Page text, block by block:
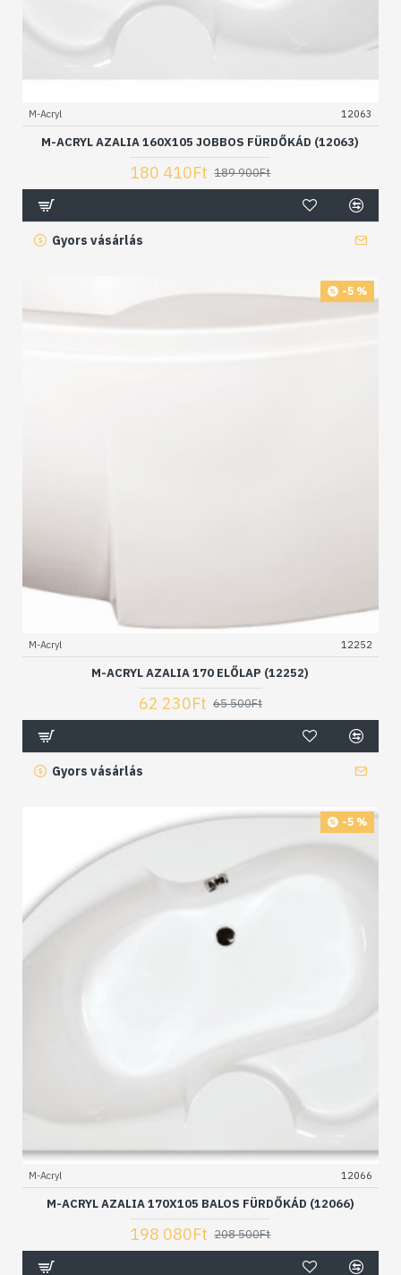
M-Acryl 12063
M-ACRYL AZALIA 160X105 JOBBOS FÜRDŐKÁD (12063)
180 410Ft 189 900Ft
Gyors vásárlás
-5 %
M-Acryl 12252
M-ACRYL AZALIA 170 ELŐLAP (12252)
62 230Ft 65 500Ft
Gyors vásárlás
-5 %
M-Acryl 12066
M-ACRYL AZALIA 170X105 BALOS FÜRDŐKÁD (12066)
198 080Ft 208 500Ft